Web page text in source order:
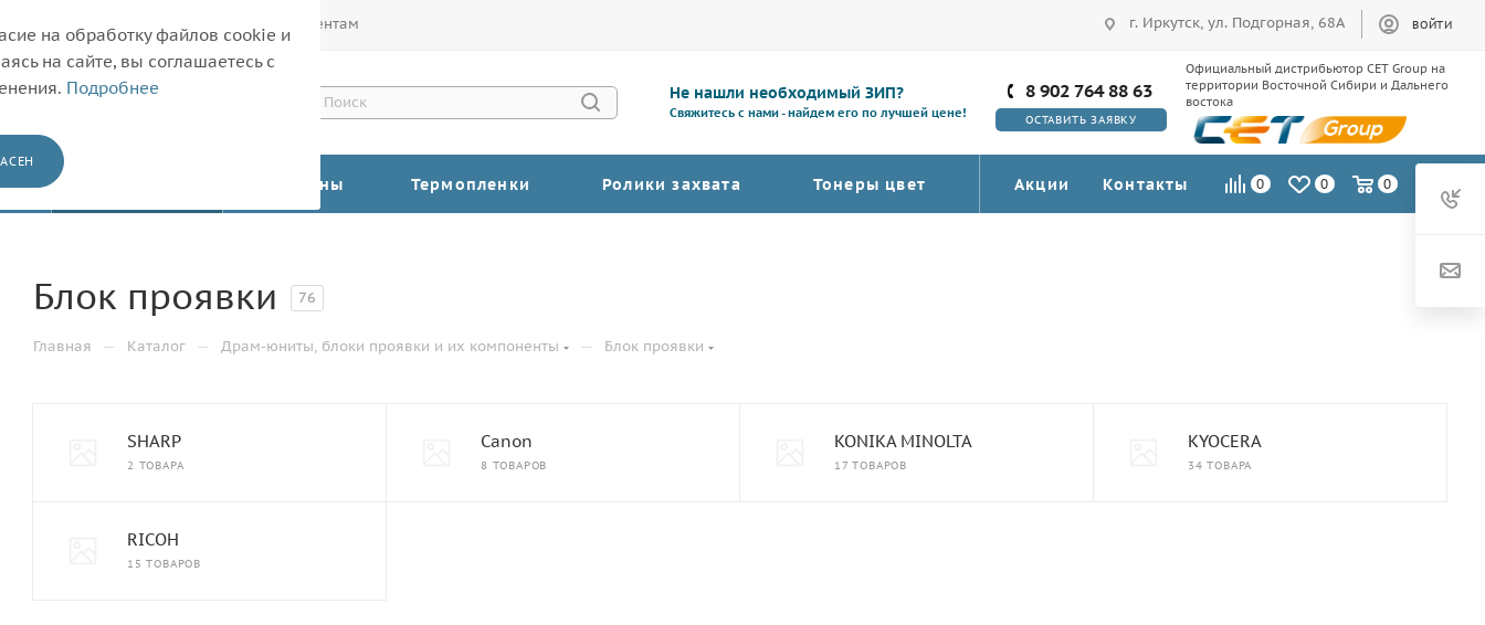
Корпоративным клиентам г. Иркутск, ул. Подгорная, 68А ВОЙТИ
Не нашли необходимый ЗИП?
Свяжитесь с нами - найдем его по лучшей цене!
8 902 764 88 63
ОСТАВИТЬ ЗАЯВКУ
Официальный дистрибьютор CET Group на
территории Восточной Сибири и Дальнего
востока
Барабаны Термопленки Ролики захвата Тонеры цвет Акции Контакты 0 0 0
Блок проявки 76
Главная — Каталог — Драм-юниты, блоки проявки и их компоненты — Блок проявки
SHARP
2 ТОВАРА
Canon
8 ТОВАРОВ
KONIKA MINOLTA
17 ТОВАРОВ
KYOCERA
34 ТОВАРА
RICOH
15 ТОВАРОВ
на обработку файлов cookie и
на сайте, вы соглашаетесь с
Подробнее